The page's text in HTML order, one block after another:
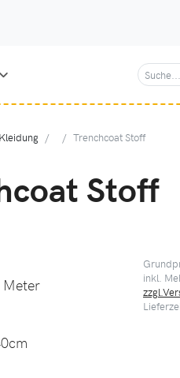
Kleidung Trenchcoat Stoff
Stoff
inkl.